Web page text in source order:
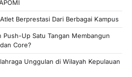
Berprestasi Dari Berbagai Kampus
Push-Up Satu Tangan Membangun
Core?
Unggulan di Wilayah Kepulauan